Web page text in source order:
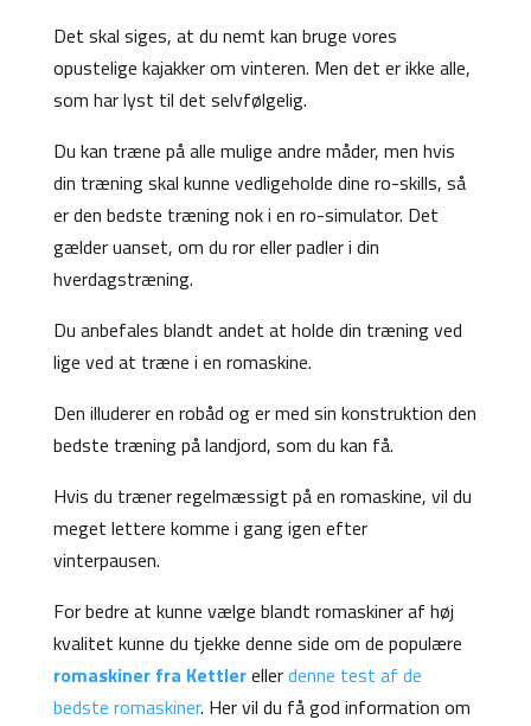
Det skal siges, at du nemt kan bruge vores
opustelige kajakker om vinteren. Men det er ikke alle,
som har lyst til det selvfølgelig.
Du kan træne på alle mulige andre måder, men hvis
din træning skal kunne vedligeholde dine ro-skills, så
er den bedste træning nok i en ro-simulator. Det
gælder uanset, om du ror eller padler i din
hverdagstræning.
Du anbefales blandt andet at holde din træning ved
lige ved at træne i en romaskine.
Den illuderer en robåd og er med sin konstruktion den
bedste træning på landjord, som du kan få.
Hvis du træner regelmæssigt på en romaskine, vil du
meget lettere komme i gang igen efter
vinterpausen.
For bedre at kunne vælge blandt romaskiner af høj
kvalitet kunne du tjekke denne side om de populære
romaskiner fra Kettlerellerdenne test af de
bedste romaskiner. Her vil du få god information om